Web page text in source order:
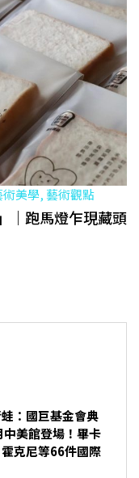
美學, 藝術觀點
｜跑馬燈乍現藏頭
蛙：國巨基金會典
美館登場！畢卡
克尼等66件國際